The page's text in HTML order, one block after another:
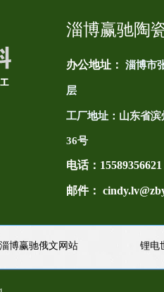
淄博赢驰陶
办公地址： 淄博市
层
工厂地址： 山东省
36号
电话：
邮件：
淄博赢驰俄文网站 锂电